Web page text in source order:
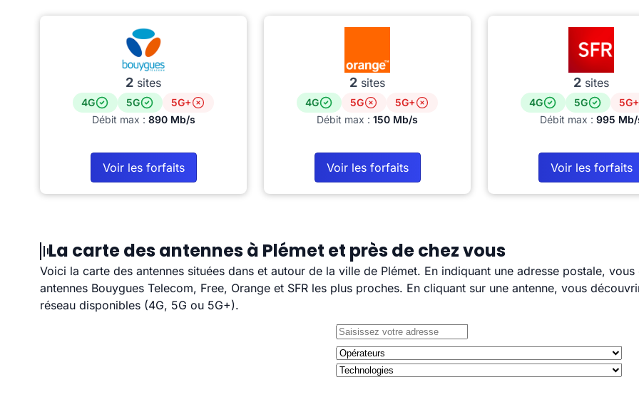
2 sites
4G 5G
5G+
Débit max : 890 Mb/s
Voir les forfaits
2 sites
4G 5G
5G+
Débit max : 150 Mb/s
Voir les forfaits
2 sites
4G 5G
5G+
Débit max : 995 Mb/
Voir les forfaits
La carte des antennes à Plémet et près de chez vous
Voici la carte des antennes situées dans et autour de la ville de Plémet. En indiquant une adresse postale,
antennes Bouygues Telecom, Free, Orange et SFR les plus proches. En cliquant sur une antenne, vous
réseau disponibles (4G, 5G ou 5G+).